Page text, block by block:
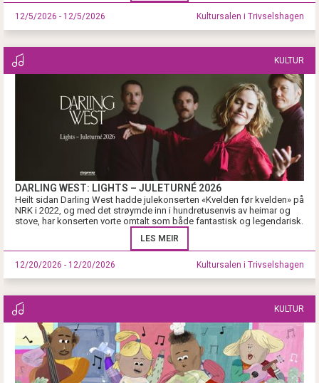
12/5/2026 - 12/5/2026 Kultursalen i Trivselshagen
KULTUR
DARLING WEST: LIGHTS – JULETURNÉ 2026
Heilt sidan Darling West hadde julekonserten «Kvelden før kvelden» på
NRK i 2022, og med det strøymde inn i hundretusenvis av heimar og
stove, har konserten vorte omtalt som både fantastisk og legendarisk.
LES MEIR
12/20/2026 - 12/20/2026 Kultursalen i Trivselshagen
KULTUR